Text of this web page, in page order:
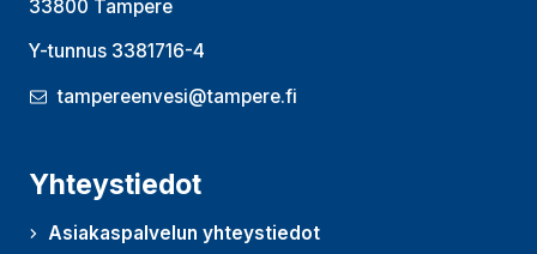
33800 Tampere
Y-tunnus 3381716-4
tampereenvesi@tampere.fi
Yhteystiedot
Asiakaspalvelun yhteystiedot